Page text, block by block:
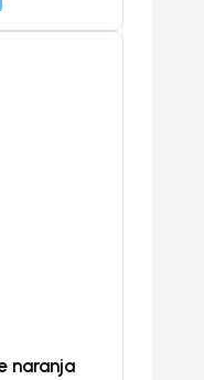
naranja